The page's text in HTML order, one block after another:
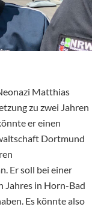
Matthias
zu zwei Jahren
er einen
Dortmund
Er soll bei einer
Jahres in Horn-Bad
Es könnte also